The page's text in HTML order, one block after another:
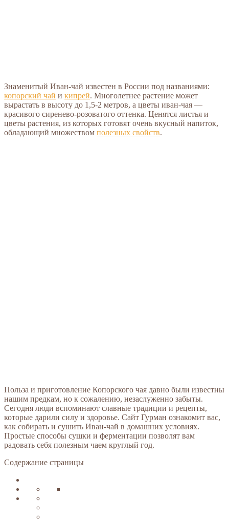
Знаменитый Иван-чай известен в России под названиями:
копорский чай и кипрей. Многолетнее растение может
вырастать в высоту до 1,5-2 метров, а цветы иван-чая —
красивого сиренево-розоватого оттенка. Ценятся листья и
цветы растения, из которых готовят очень вкусный напиток,
обладающий множеством полезных свойств.
Польза и приготовление Копорского чая давно были известны
нашим предкам, но к сожалению, незаслуженно забыты.
Сегодня люди вспоминают славные традиции и рецепты,
которые дарили силу и здоровье. Сайт Гурман ознакомит вас,
как собирать и сушить Иван-чай в домашних условиях.
Простые способы сушки и ферментации позволят вам
радовать себя полезным чаем круглый год.
Содержание страницы